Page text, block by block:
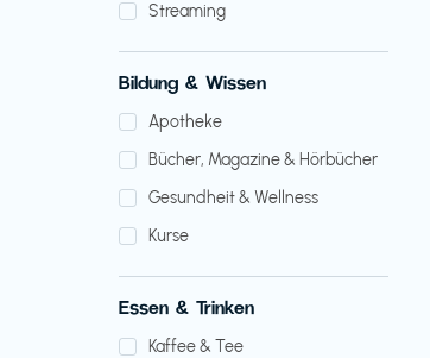
Streaming
Bildung & Wissen
Apotheke
Bücher, Magazine & Hörbücher
Gesundheit & Wellness
Kurse
Essen & Trinken
Kaffee & Tee